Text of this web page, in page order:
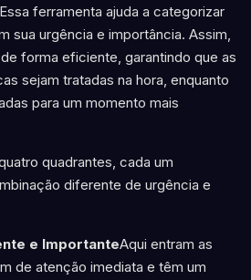
ferramenta ajuda a categorizar
sua urgência e importância. Assim,
forma eficiente, garantindo que as
sejam tratadas na hora, enquanto
para um momento mais
quadrantes, cada um
diferente de urgência e
e ImportanteAqui entram as
de atenção imediata e têm um